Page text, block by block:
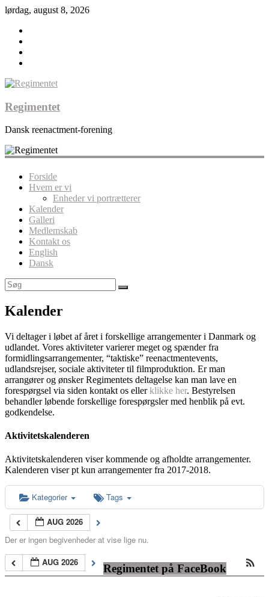
lørdag, august 8, 2026
Regimentet
Dansk reenactment-forening
Forside
Hvem er vi
Enheder vi portrætterer
Kalender
Galleri
Medlemskab
Kontakt os
English
Dansk
Kalender
Vi deltager i løbet af året i forskellige arrangementer i Danmark og
udlandet. Vores aktiviteter varierer meget og spænder fra
formidlingsarrangementer, “taktiske” reenactmentevents,
udlandsrejser, sociale aktiviteter til filmproduktion. Er man
arrangører og ønsker Regimentets deltagelse kan man lave en
forespørgsel via siden kontakt os ellerklikke her. Bestyrelsen
behandler løbende forskellige forespørgsler med henblik på evt.
godkendelse.
Aktivitetskalenderen
Aktivitetskalenderen viser kommende og afholdte arrangementer.
Kalenderen viser pt kun arrangementer fra 2017-2018.
Kategorier Tags
AUG 2026
Der er ingen begivenheder at vise lige nu.
AUG 2026
Regimentet på FaceBook